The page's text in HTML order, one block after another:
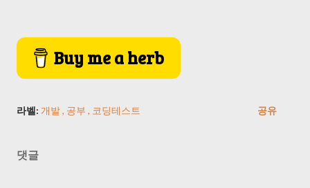
Buy me a herb
라벨: 개발 공부 코딩테스트 공유
댓글